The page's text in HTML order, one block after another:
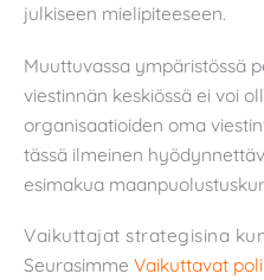
julkiseen mielipiteeseen.
Muuttuvassa ympäristössä
viestinnän keskiössä ei voi
organisaatioiden oma
tässä ilmeinen
esimakua
Vaikuttajat strategisina
Seurasimme Vaikuttavat